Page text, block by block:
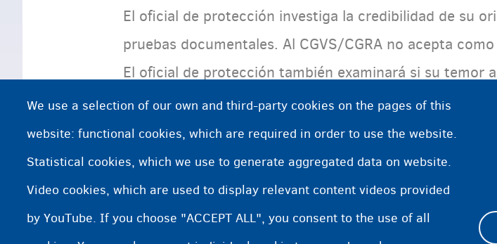
El oficial de protección investiga la credibilidad de su
pruebas documentales. Al CGVS/CGRA no acepta
El oficial de protección también examinará si su temor
tiene fundamentos.
¿Necesitas más información o ayuda?
Información sobre orientación sexual
We use a selection of our own and third-party cookies on the pages of this
website: functional cookies, which are required in order to use the website.
Statistical cookies, which we use to generate aggregated data on website.
Video cookies, which are used to display relevant content videos provided
by YouTube. If you choose "ACCEPT ALL", you consent to the use of all